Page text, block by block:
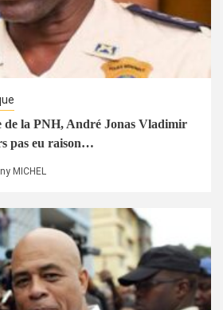
de la PNH, André Jonas Vladimir
pas eu raison…
MICHEL